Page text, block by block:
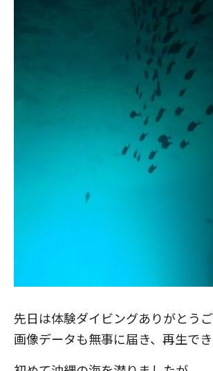
先日は体験ダイビングありがとうご
画像データも無事に届き、再生でき